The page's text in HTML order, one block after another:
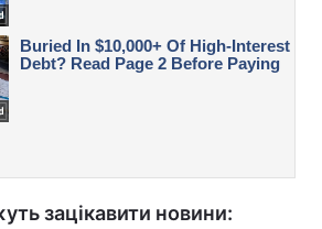
зацікавити новини: